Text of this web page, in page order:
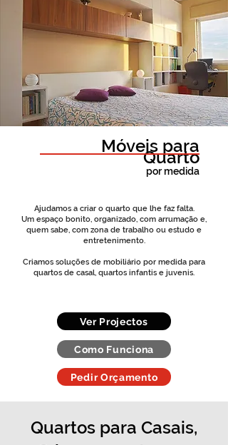
Móveis para
Quarto
por medida
Ajudamos a criar o quarto que lhe faz falta.
Um espaço bonito, organizado, com arrumação e,
quem sabe, com zona de trabalho ou estudo e
entretenimento.
Criamos soluções de mobiliário por medida para
quartos de casal, quartos infantis e juvenis.
Ver Projectos
Como Funciona
Pedir Orçamento
Quartos para Casais,